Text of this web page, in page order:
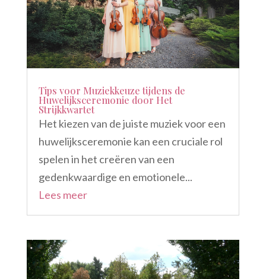
Tips voor Muziekkeuze tijdens de
Huwelijksceremonie door Het
Strijkkwartet
Het kiezen van de juiste muziek voor een
huwelijksceremonie kan een cruciale rol
spelen in het creëren van een
gedenkwaardige en emotionele...
Lees meer